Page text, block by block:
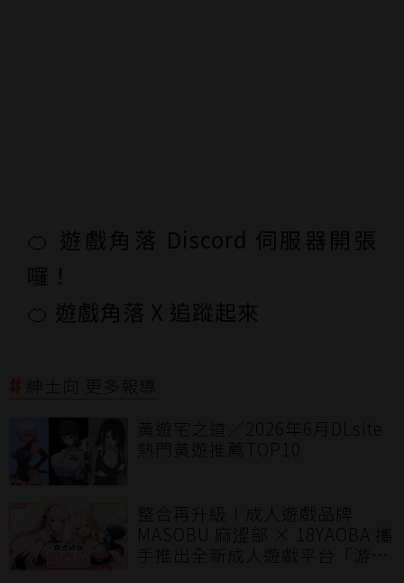
🍊 遊戲角落 Discord 伺服器開張
囉！
🍊 遊戲角落 X 追蹤起來
紳士向 更多報導
黃遊宅之道／2026年6月DLsite
熱門黃遊推薦TOP10
整合再升級！成人遊戲品牌
MASOBU 麻涩部 × 18YAOBA 攜
手推出全新成人遊戲平台「游点